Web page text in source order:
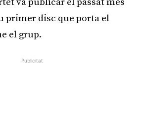
primer disc que porta el
el grup.
Publicitat